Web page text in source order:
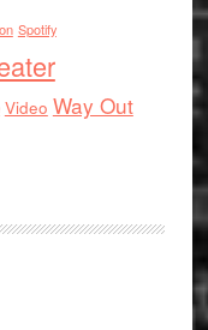
Spotify
Video Way Out